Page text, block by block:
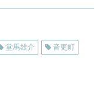
堂馬雄介 音更町